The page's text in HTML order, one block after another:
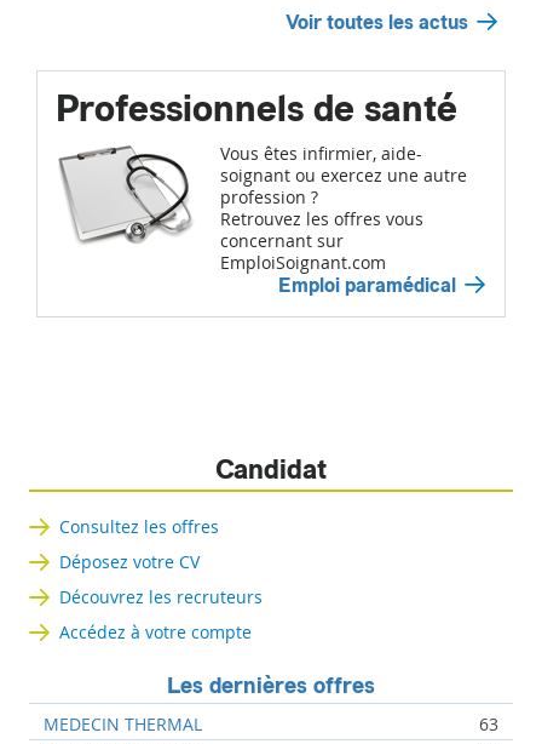
Voir toutes les actus
Professionnels de santé
Vous êtes infirmier, aide-
soignant ou exercez une autre
profession ?
Retrouvez les offres vous
concernant sur
EmploiSoignant.com
Emploi paramédical
Candidat
Consultez les offres
Déposez votre CV
Découvrez les recruteurs
Accédez à votre compte
Les dernières offres
MEDECIN THERMAL
63